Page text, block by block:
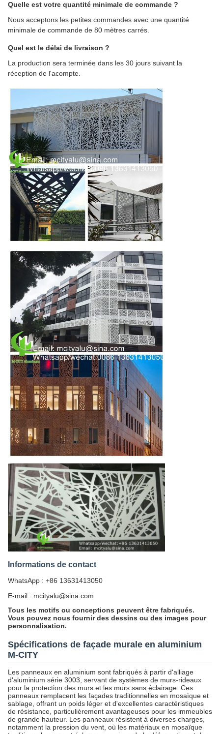
Quelle est votre quantité minimale de commande ?
Nous acceptons les petites commandes avec une quantité
minimale de commande de 80 mètres carrés.
Quel est le délai de livraison ?
La production sera terminée dans les 30 jours suivant la
réception de l'acompte.
Informations de contact
WhatsApp : +86 13631413050
E-mail : mcityalu@sina.com
Tous les motifs ou conceptions peuvent être fabriqués.
Vous pouvez nous fournir des dessins ou des images pour
personnalisation.
Spécifications de façade murale en aluminium
M-CITY
Les panneaux en aluminium sont fabriqués à partir d'alliage
d'aluminium série 3003, servant de systèmes de murs-rideaux
pour la protection des murs et les murs sans éclairage. Ces
panneaux remplacent les façades traditionnelles en mosaïque et
sablage, offrant un poids léger et d'excellentes caractéristiques
de résistance, particulièrement avantageuses pour les immeubles
de grande hauteur. Les panneaux résistent à diverses charges,
notamment la pression du vent, où les matériaux en mosaïque